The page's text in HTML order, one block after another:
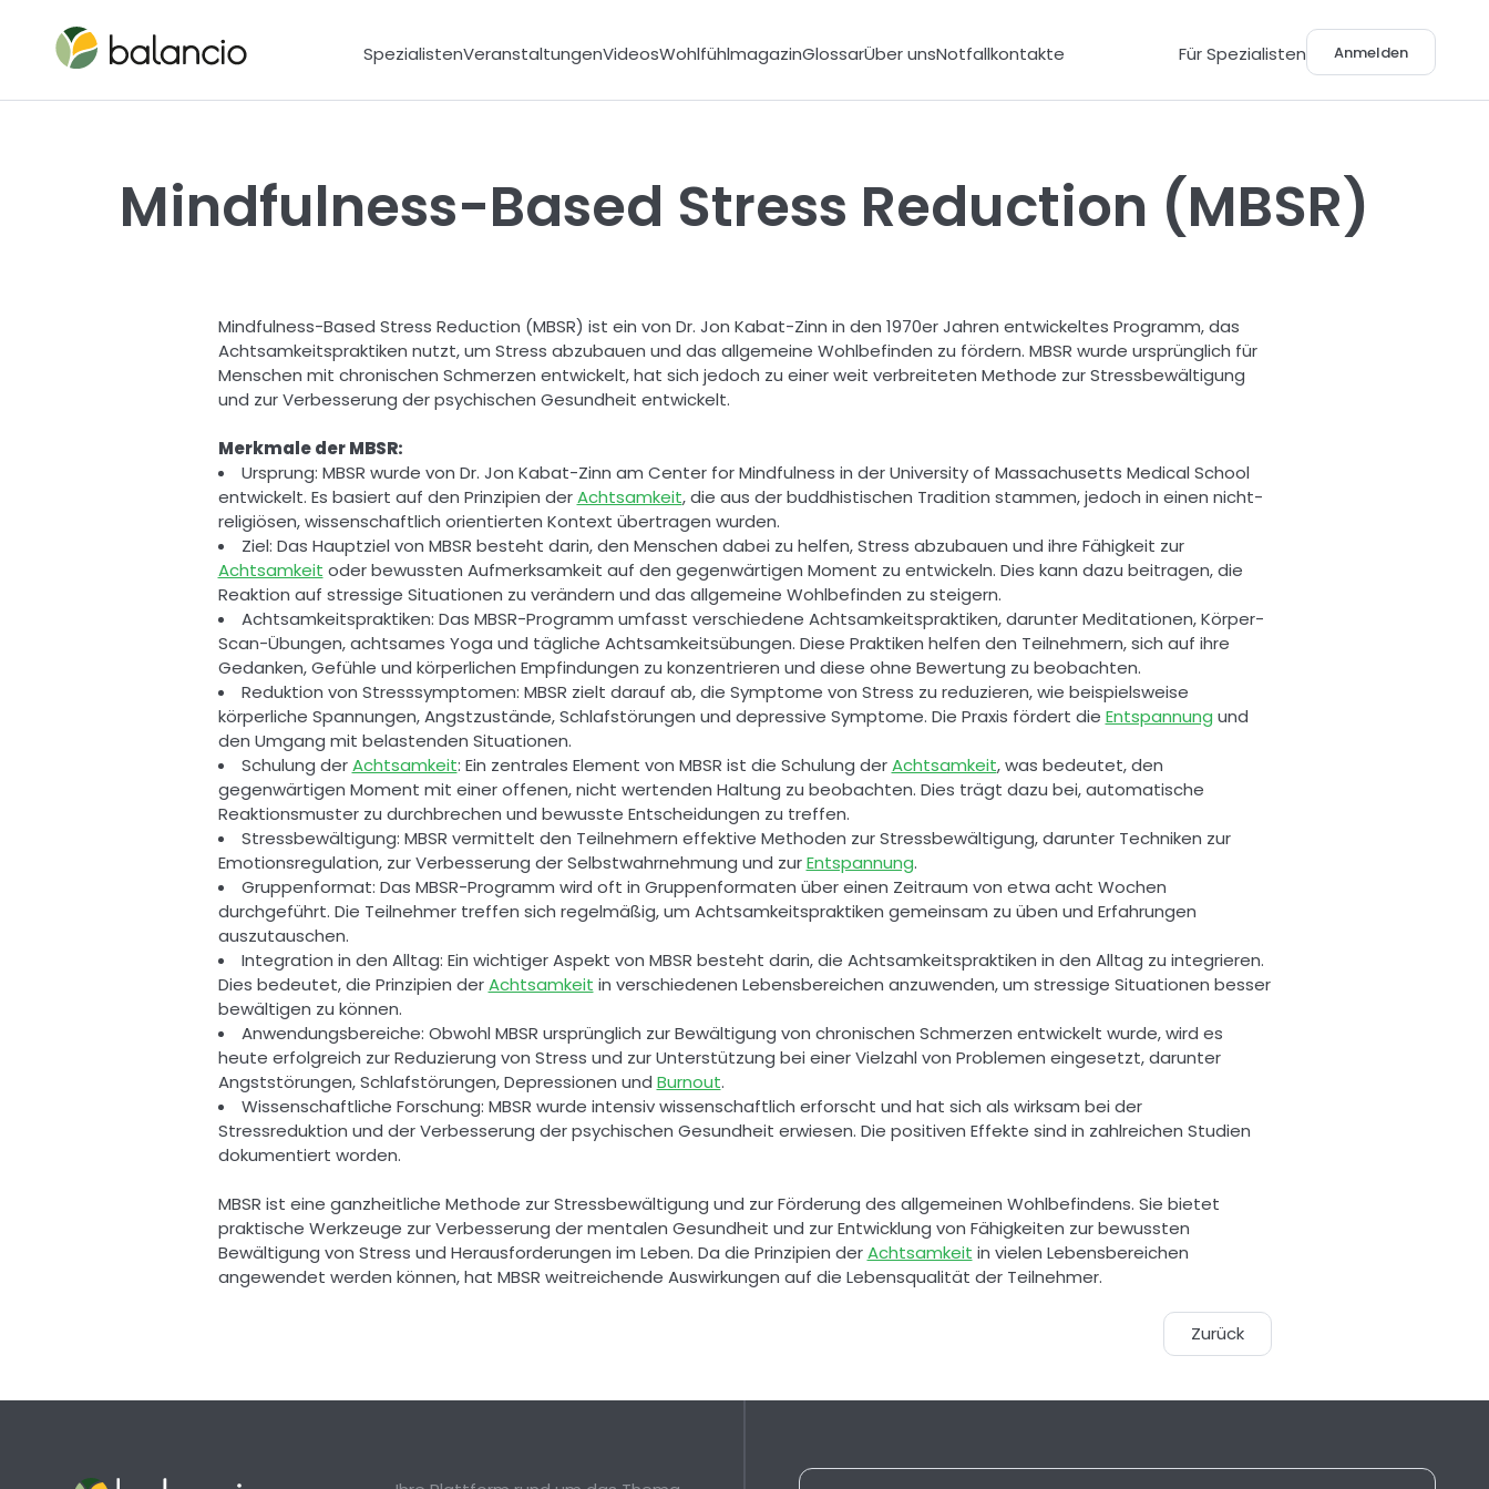
SpezialistenVeranstaltungenVideosWohlfühlmagazinGlossarÜber unsNotfallkontakte Für Spezialisten Anmelden
Mindfulness-Based Stress Reduction (MBSR)
Mindfulness-Based Stress Reduction (MBSR) ist ein von Dr. Jon Kabat-Zinn in den 1970er Jahren entwickeltes Programm, das
Achtsamkeitspraktiken nutzt, um Stress abzubauen und das allgemeine Wohlbefinden zu fördern. MBSR wurde ursprünglich für
Menschen mit chronischen Schmerzen entwickelt, hat sich jedoch zu einer weit verbreiteten Methode zur Stressbewältigung
und zur Verbesserung der psychischen Gesundheit entwickelt.
Merkmale der MBSR:
Ursprung: MBSR wurde von Dr. Jon Kabat-Zinn am Center for Mindfulness in der University of Massachusetts Medical School
entwickelt. Es basiert auf den Prinzipien der Achtsamkeit, die aus der buddhistischen Tradition stammen, jedoch in einen nicht-
religiösen, wissenschaftlich orientierten Kontext übertragen wurden.
Ziel: Das Hauptziel von MBSR besteht darin, den Menschen dabei zu helfen, Stress abzubauen und ihre Fähigkeit zur
Achtsamkeit oder bewussten Aufmerksamkeit auf den gegenwärtigen Moment zu entwickeln. Dies kann dazu beitragen, die
Reaktion auf stressige Situationen zu verändern und das allgemeine Wohlbefinden zu steigern.
Achtsamkeitspraktiken: Das MBSR-Programm umfasst verschiedene Achtsamkeitspraktiken, darunter Meditationen, Körper-
Scan-Übungen, achtsames Yoga und tägliche Achtsamkeitsübungen. Diese Praktiken helfen den Teilnehmern, sich auf ihre
Gedanken, Gefühle und körperlichen Empfindungen zu konzentrieren und diese ohne Bewertung zu beobachten.
Reduktion von Stresssymptomen: MBSR zielt darauf ab, die Symptome von Stress zu reduzieren, wie beispielsweise
körperliche Spannungen, Angstzustände, Schlafstörungen und depressive Symptome. Die Praxis fördert die Entspannung und
den Umgang mit belastenden Situationen.
Schulung der Achtsamkeit: Ein zentrales Element von MBSR ist die Schulung der Achtsamkeit, was bedeutet, den
gegenwärtigen Moment mit einer offenen, nicht wertenden Haltung zu beobachten. Dies trägt dazu bei, automatische
Reaktionsmuster zu durchbrechen und bewusste Entscheidungen zu treffen.
Stressbewältigung: MBSR vermittelt den Teilnehmern effektive Methoden zur Stressbewältigung, darunter Techniken zur
Emotionsregulation, zur Verbesserung der Selbstwahrnehmung und zur Entspannung.
Gruppenformat: Das MBSR-Programm wird oft in Gruppenformaten über einen Zeitraum von etwa acht Wochen
durchgeführt. Die Teilnehmer treffen sich regelmäßig, um Achtsamkeitspraktiken gemeinsam zu üben und Erfahrungen
auszutauschen.
Integration in den Alltag: Ein wichtiger Aspekt von MBSR besteht darin, die Achtsamkeitspraktiken in den Alltag zu integrieren.
Dies bedeutet, die Prinzipien der Achtsamkeit in verschiedenen Lebensbereichen anzuwenden, um stressige Situationen besser
bewältigen zu können.
Anwendungsbereiche: Obwohl MBSR ursprünglich zur Bewältigung von chronischen Schmerzen entwickelt wurde, wird es
heute erfolgreich zur Reduzierung von Stress und zur Unterstützung bei einer Vielzahl von Problemen eingesetzt, darunter
Angststörungen, Schlafstörungen, Depressionen und Burnout.
Wissenschaftliche Forschung: MBSR wurde intensiv wissenschaftlich erforscht und hat sich als wirksam bei der
Stressreduktion und der Verbesserung der psychischen Gesundheit erwiesen. Die positiven Effekte sind in zahlreichen Studien
dokumentiert worden.
MBSR ist eine ganzheitliche Methode zur Stressbewältigung und zur Förderung des allgemeinen Wohlbefindens. Sie bietet
praktische Werkzeuge zur Verbesserung der mentalen Gesundheit und zur Entwicklung von Fähigkeiten zur bewussten
Bewältigung von Stress und Herausforderungen im Leben. Da die Prinzipien der Achtsamkeit in vielen Lebensbereichen
angewendet werden können, hat MBSR weitreichende Auswirkungen auf die Lebensqualität der Teilnehmer.
Zurück